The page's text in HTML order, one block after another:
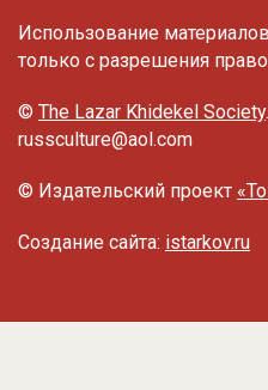
Использование
только с разрешения
© The Lazar Khidekel Society
russculture@aol.com
© Издательский проект
Создание сайта: istarkov.ru